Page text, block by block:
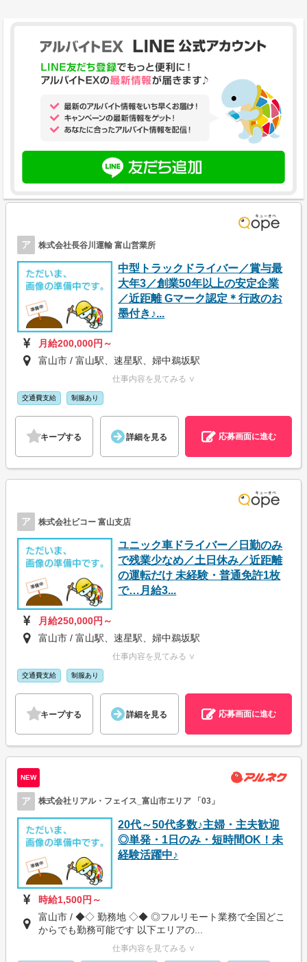
ア 株式会社長谷川運輸 富山営業所
中型トラックドライバー／賞与最
大年3／創業50年以上の安定企業
／近距離 Gマーク認定＊行政のお
墨付き♪...
月給200,000円～
富山市 / 富山駅、速星駅、婦中鵜坂駅
仕事内容を見てみる ∨
交通費支給 制服あり
キープする 詳細を見る 応募画面に進む
ア 株式会社ビコー 富山支店
ユニック車ドライバー／日勤のみ
で残業少なめ／土日休み／近距離
の運転だけ 未経験・普通免許1枚
で…月給3...
月給250,000円～
富山市 / 富山駅、速星駅、婦中鵜坂駅
仕事内容を見てみる ∨
交通費支給 制服あり
キープする 詳細を見る 応募画面に進む
NEW
ア 株式会社リアル・フェイス_富山市エリア 「03」
20代～50代多数♪主婦・主夫歓迎
◎単発・1日のみ・短時間OK！未
経験活躍中♪
時給1,500円～
富山市 / ◆◇ 勤務地 ◇◆ ◎フルリモート業務で全国どこ
からでも勤務可能です 以下エリアの...
仕事内容を見てみる ∨